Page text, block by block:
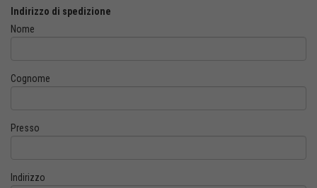
Indirizzo di spedizione
Nome
Cognome
Presso
Indirizzo